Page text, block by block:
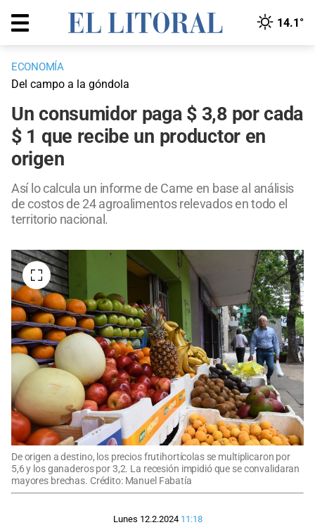
14.1°
ECONOMÍA
Del campo a la góndola
Un consumidor paga $ 3,8 por cada
$ 1 que recibe un productor en
origen
Así lo calcula un informe de Came en base al análisis
de costos de 24 agroalimentos relevados en todo el
territorio nacional.
De origen a destino, los precios frutihortícolas se multiplicaron por
5,6 y los ganaderos por 3,2. La recesión impidió que se convalidaran
mayores brechas. Crédito: Manuel Fabatía
Lunes 12.2.2024 11:18